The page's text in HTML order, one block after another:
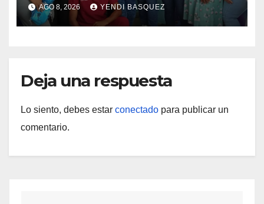
Materna
AGO 8, 2026 YENDI BASQUEZ
Deja una respuesta
Lo siento, debes estar conectado para publicar un
comentario.